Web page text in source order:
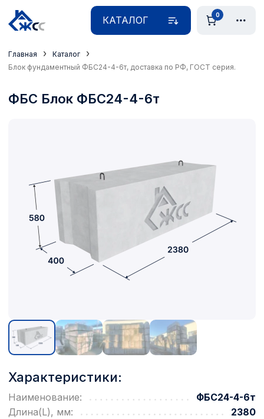
КАТАЛОГ 0
Главная › Каталог ›
Блок фундаментный ФБС24-4-6т, доставка по РФ, ГОСТ серия.
ФБС Блок ФБС24-4-6т
Характеристики:
Наименование:
ФБС24-4-6т
Длина(L), мм:
2380